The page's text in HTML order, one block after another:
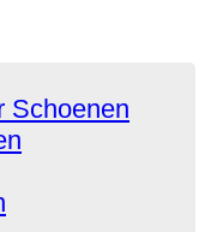
Schoenen